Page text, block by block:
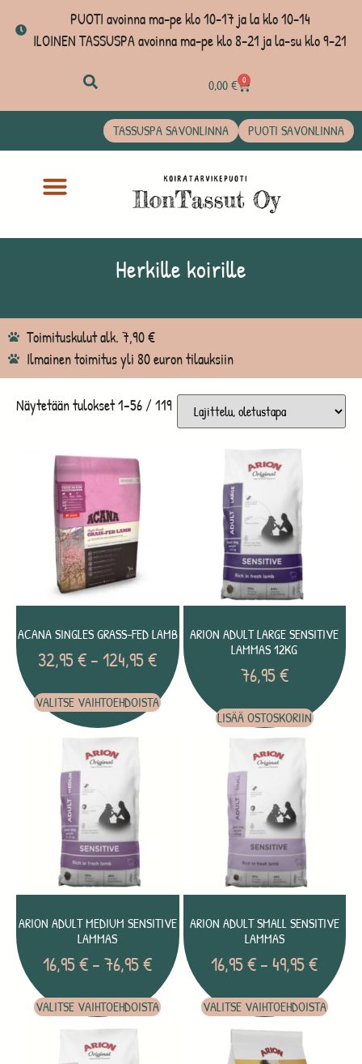
PUOTI avoinna ma-pe klo 10-17 ja la klo 10-14
ILOINEN TASSUSPA avoinna ma-pe klo 8-21 ja la-su klo 9-21
0,00€ 0
TASSUSPA SAVONLINNA PUOTI SAVONLINNA
Herkille koirille
Toimituskulut alk. 7,90 €
Ilmainen toimitus yli 80 euron tilauksiin
Näytetään tulokset 1–56 / 119
ACANA SINGLES GRASS-FED LAMB
32,95€– 124,95€
VALITSE VAIHTOEHDOISTA
ARION ADULT LARGE SENSITIVE
LAMMAS 12KG
76,95€
LISÄÄ OSTOSKORIIN
ARION ADULT MEDIUM SENSITIVE
LAMMAS
16,95€– 76,95€
VALITSE VAIHTOEHDOISTA
ARION ADULT SMALL SENSITIVE
LAMMAS
16,95€– 49,95€
VALITSE VAIHTOEHDOISTA